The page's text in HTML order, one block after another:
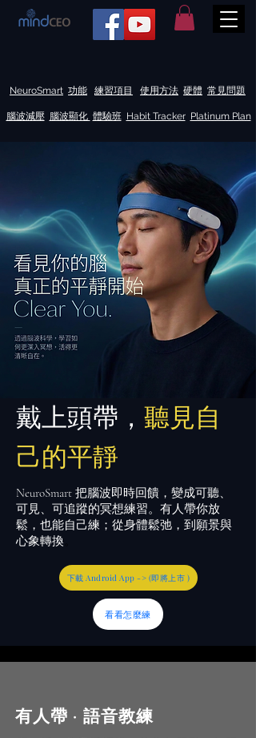
NeuroSmart 功能 練習項目 使用方法 硬體 常見問題
腦波減壓 腦波顯化 體驗班 Habit Tracker Platinum Plan
戴上頭帶， 聽見自
己的平靜
NeuroSmart 把腦波即時回饋，變成可聽、
可見、可追蹤的冥想練習。有人帶你放
鬆，也能自己練；從身體鬆弛，到願景與
心象轉換
下載 Android App -> (即將上市 )
看看怎麼練
有人帶 · 語音教練